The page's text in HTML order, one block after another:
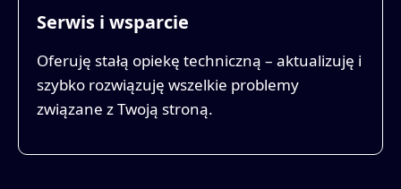
Serwis i wsparcie
Oferuję stałą opiekę techniczną – aktualizuję i
szybko rozwiązuję wszelkie problemy
związane z Twoją stroną.